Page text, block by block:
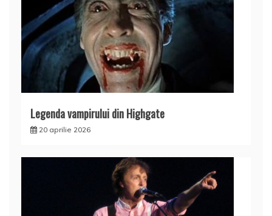
Legenda vampirului din Highgate
20 aprilie 2026